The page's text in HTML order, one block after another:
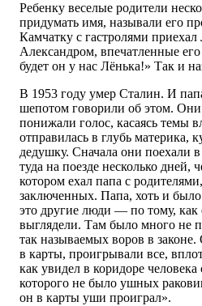
Ребенку веселые родители
придумать имя, называли его
Камчатку с гастролями
Александром, впечатленные
будет он у нас Лёнька!» Так и
В 1953 году умер Сталин. И
шепотом говорили об этом.
понижали голос, касаясь темы
отправилась в глубь материка,
дедушку. Сначала они поехали
туда на поезде несколько дней,
котором ехал папа с
заключенных. Папа, хоть и было
это другие люди — по тому, как
выглядели. Там было много не
так называемых воров в
в карты, проигрывали все,
как увидел в коридоре
которого не было ушных
он в карты уши проиграл».